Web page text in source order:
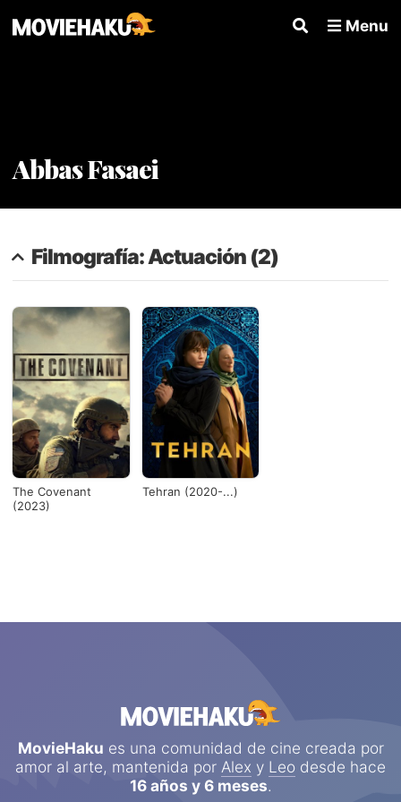
Menu
Abbas Fasaei
Filmografía: Actuación (2)
The Covenant
(2023)
Tehran (2020-...)
MovieHaku es una comunidad de cine creada por
amor al arte, mantenida por Alex y Leo desde hace
16 años y 6 meses.